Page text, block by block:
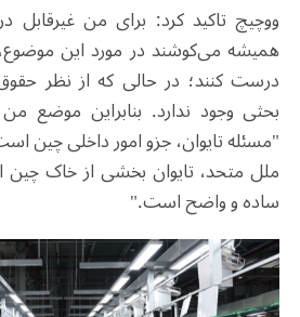
ووچیچ تاکید کرد: برای من
همیشه می‌کوشند در مورد این
درست کنند؛ در حالی که از نظر
بحثی وجود ندارد. بنابراین موضع
"مسئله تایوان، جزو امور داخلی چین
ملل متحد، تایوان بخشی از خاک
ساده و واضح است."